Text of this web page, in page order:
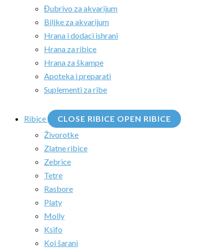
Đubrivo za akvarijum
Biljke za akvarijum
Hrana i dodaci ishrani
Hrana za ribice
Hrana za škampe
Apoteka i preparati
Suplementi za ribe
Ribice CLOSE RIBICE OPEN RIBICE
Živorotke
Zlatne ribice
Zebrice
Tetre
Rasbore
Platy
Molly
Ksifo
Koi šarani